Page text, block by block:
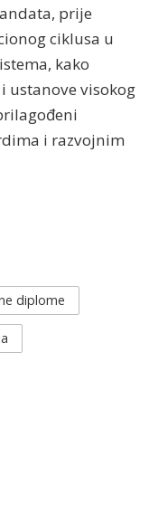
prije
ciklusa u
kako
ustanove visokog
i razvojnim
diplome